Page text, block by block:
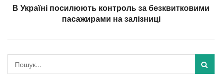
В Україні посилюють контроль за безквитковими
пасажирами на залізниці